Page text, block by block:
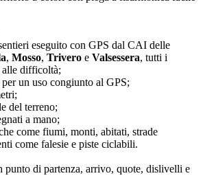
eseguito con GPS dal CAI delle
, Mosso, Trivero e Valsessera, tutti i
alle difficoltà;
un uso congiunto al GPS;
del terreno;
a mano;
come fiumi, monti, abitati, strade
come falesie e piste ciclabili.
punto di partenza, arrivo, quote, dislivelli e